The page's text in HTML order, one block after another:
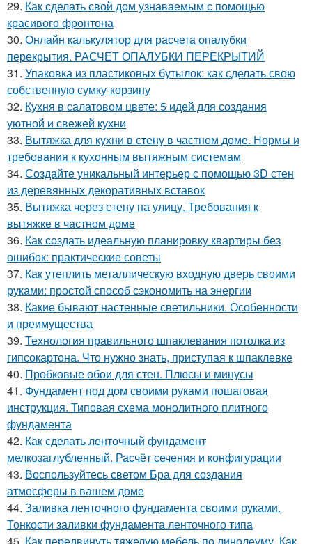
29. Как сделать свой дом узнаваемым с помощью
красивого фронтона
30. Онлайн калькулятор для расчета опалубки
перекрытия. РАСЧЕТ ОПАЛУБКИ ПЕРЕКРЫТИЙ
31. Упаковка из пластиковых бутылок: как сделать свою
собственную сумку-корзину
32. Кухня в салатовом цвете: 5 идей для создания
уютной и свежей кухни
33. Вытяжка для кухни в стену в частном доме. Нормы и
требования к кухонным вытяжным системам
34. Создайте уникальный интерьер с помощью 3D стен
из деревянных декоративных вставок
35. Вытяжка через стену на улицу. Требования к
вытяжке в частном доме
36. Как создать идеальную планировку квартиры без
ошибок: практические советы
37. Как утеплить металлическую входную дверь своими
руками: простой способ сэкономить на энергии
38. Какие бывают настенные светильники. Особенности
и преимущества
39. Технология правильного шпаклевания потолка из
гипсокартона. Что нужно знать, приступая к шпаклевке
40. Пробковые обои для стен. Плюсы и минусы
41. Фундамент под дом своими руками пошаговая
инструкция. Типовая схема монолитного плитного
фундамента
42. Как сделать ленточный фундамент
мелкозаглубленный. Расчёт сечения и конфигурации
43. Воспользуйтесь светом Бра для создания
атмосферы в вашем доме
44. Заливка ленточного фундамента своими руками.
Тонкости заливки фундамента ленточного типа